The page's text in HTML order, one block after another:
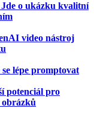
o ukázku kvalitní
video nástroj
lépe promptovat
potenciál pro